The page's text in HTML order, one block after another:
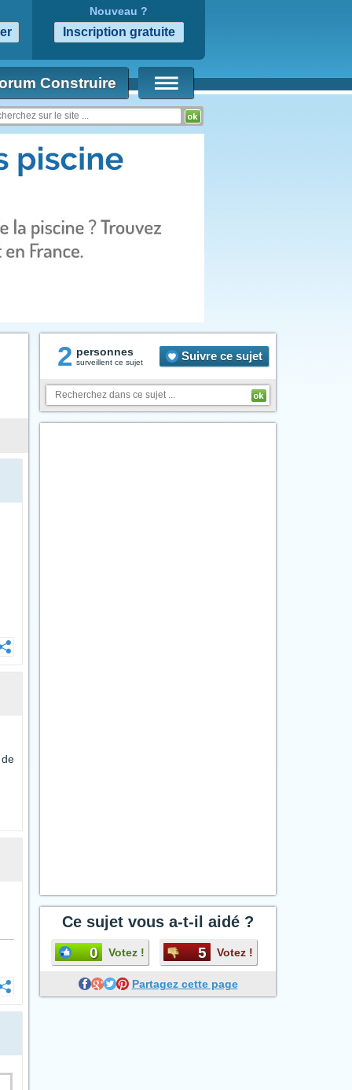
Nouveau ?
Construire
2 personnes
surveillent ce sujet Suivre ce sujet
Ce sujet vous a-t-il aidé ?
0 Votez ! 5 Votez !
Partagez cette page